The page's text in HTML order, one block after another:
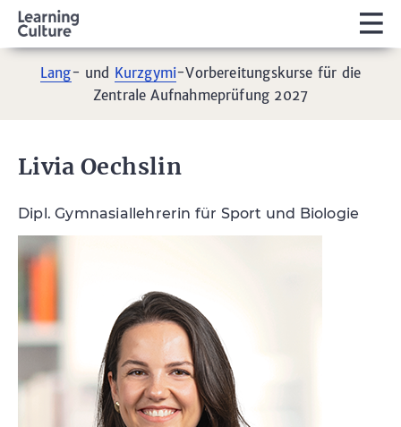
Lang- und Kurzgymi-Vorbereitungskurse für die
Zentrale Aufnahmeprüfung 2027
Livia Oechslin
Dipl. Gymnasiallehrerin für Sport und Biologie